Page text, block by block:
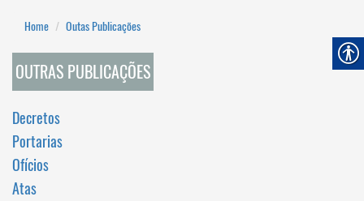
Home Outas Publicações
OUTRAS PUBLICAÇÕES
Decretos
Portarias
Ofícios
Atas